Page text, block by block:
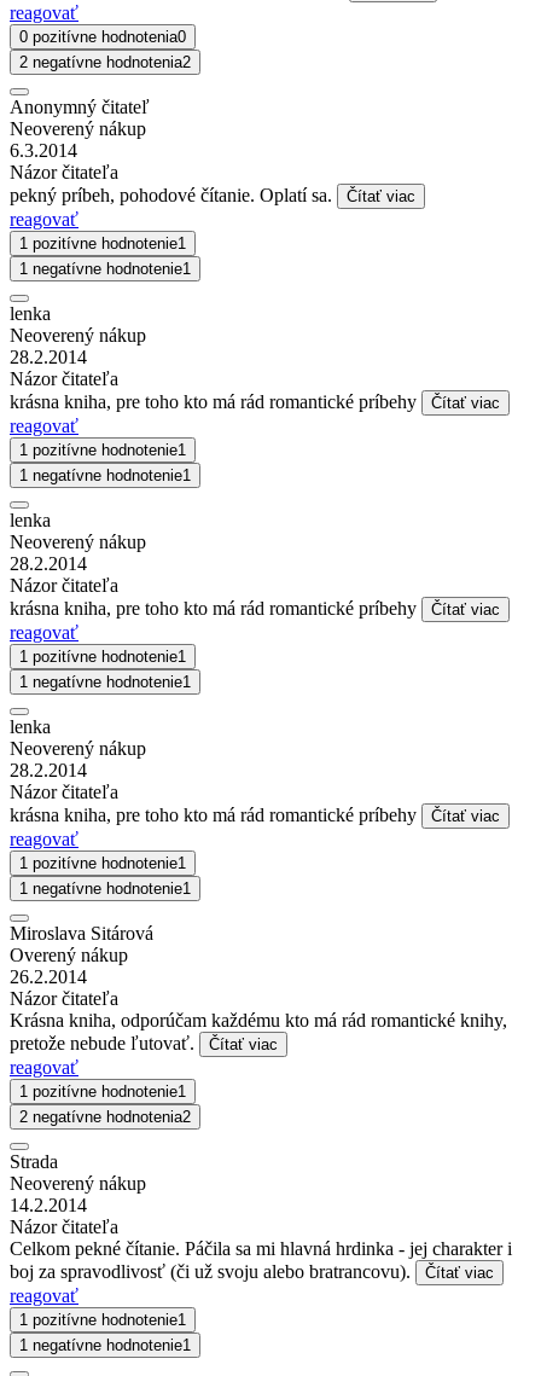
reagovať
0 pozitívne hodnotenia0
2 negatívne hodnotenia2
Anonymný čitateľ
Neoverený nákup
6.3.2014
Názor čitateľa
pekný príbeh, pohodové čítanie. Oplatí sa.
Čítať viac
reagovať
1 pozitívne hodnotenie1
1 negatívne hodnotenie1
lenka
Neoverený nákup
28.2.2014
Názor čitateľa
krásna kniha, pre toho kto má rád romantické príbehy
Čítať viac
reagovať
1 pozitívne hodnotenie1
1 negatívne hodnotenie1
lenka
Neoverený nákup
28.2.2014
Názor čitateľa
krásna kniha, pre toho kto má rád romantické príbehy
Čítať viac
reagovať
1 pozitívne hodnotenie1
1 negatívne hodnotenie1
lenka
Neoverený nákup
28.2.2014
Názor čitateľa
krásna kniha, pre toho kto má rád romantické príbehy
Čítať viac
reagovať
1 pozitívne hodnotenie1
1 negatívne hodnotenie1
Miroslava Sitárová
Overený nákup
26.2.2014
Názor čitateľa
Krásna kniha, odporúčam každému kto má rád romantické knihy,
pretože nebude ľutovať.
Čítať viac
reagovať
1 pozitívne hodnotenie1
2 negatívne hodnotenia2
Strada
Neoverený nákup
14.2.2014
Názor čitateľa
Celkom pekné čítanie. Páčila sa mi hlavná hrdinka - jej charakter i
boj za spravodlivosť (či už svoju alebo bratrancovu).
Čítať viac
reagovať
1 pozitívne hodnotenie1
1 negatívne hodnotenie1